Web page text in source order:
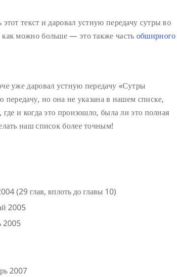
текст и даровал устную передачу сутры во
можно больше — это также часть обширного
уже даровал устную передачу «Сутры
но она не указана в нашем списке,
и когда это произошло, была ли это полная
наш список более точным!
(29 глав, вплоть до главы 10)
2005
2005
2007